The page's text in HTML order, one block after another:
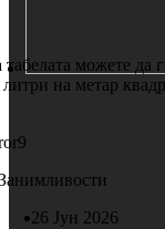
табелата можете да
литри на метар
26 Јун 2026